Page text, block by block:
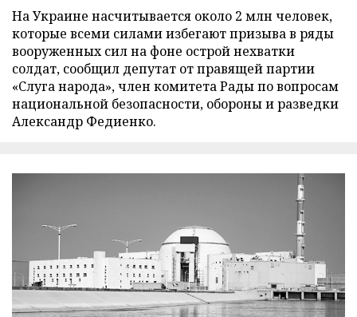
На Украине насчитывается около 2 млн человек,
которые всеми силами избегают призыва в ряды
вооруженных сил на фоне острой нехватки
солдат, сообщил депутат от правящей партии
«Слуга народа», член комитета Рады по вопросам
национальной безопасности, обороны и разведки
Александр Федиенко.